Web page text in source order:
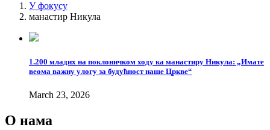
Breadcrumb
У фокусу
манастир Никула
1.200 младих на поклоничком ходу ка манастиру Никула: „Имате
веома важну улогу за будућност наше Цркве“
March 23, 2026
О нама